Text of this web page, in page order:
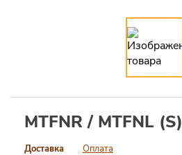
MTFNR / MTFNL (S)
Доставка Оплата